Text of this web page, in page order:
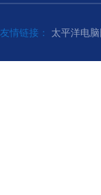
友情链接： 太平洋电